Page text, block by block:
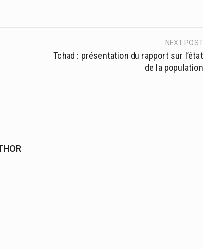
NEXT POST
Tchad : présentation du rapport sur l’état
de la population